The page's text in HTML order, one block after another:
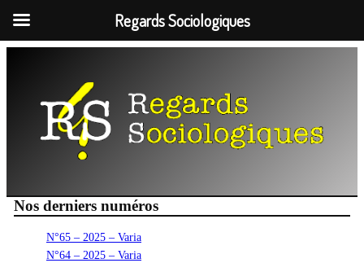
Nos derniers numéros
N°65 – 2025 – Varia
N°64 – 2025 – Varia
Regards Sociologiques